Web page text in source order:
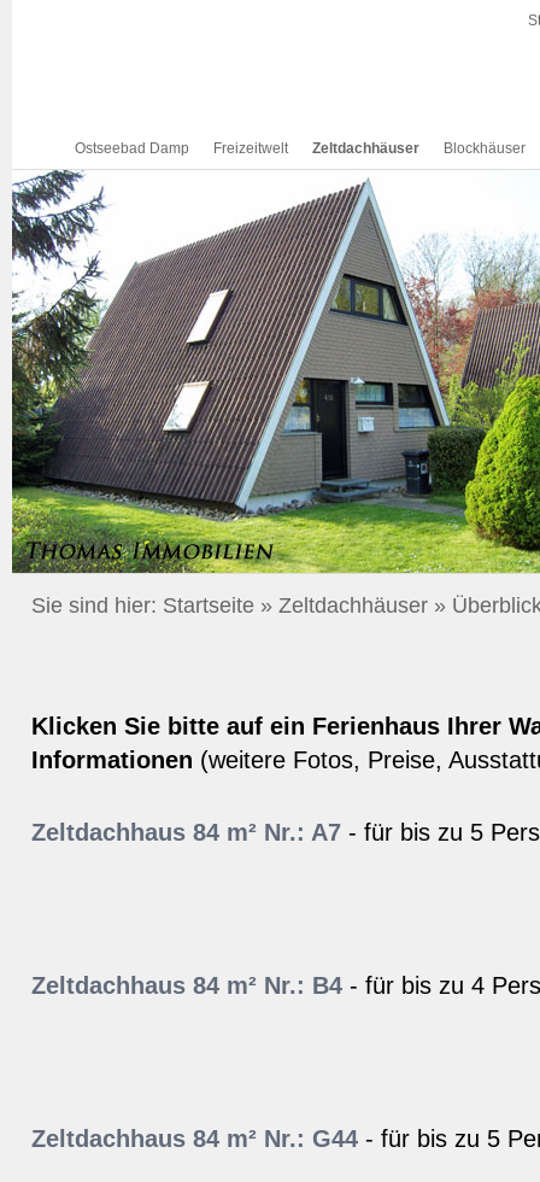
Ostseebad Damp Freizeitwelt Zeltdachhäuser Blockhäuser
Sie sind hier: Startseite » Zeltdachhäuser »
Klicken Sie bitte auf ein Ferienhaus Ihrer
Informationen (weitere Fotos, Preise,
Zeltdachhaus 84 m² Nr.: A7 - für bis zu 5
Zeltdachhaus 84 m² Nr.: B4 - für bis zu 4
Zeltdachhaus 84 m² Nr.: G44 - für bis zu 5